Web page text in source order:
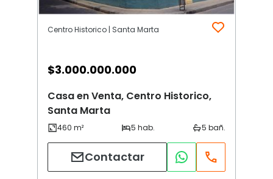
Centro Historico | Santa Marta
$3.000.000.000
Casa en Venta, Centro Historico,
Santa Marta
Contactar